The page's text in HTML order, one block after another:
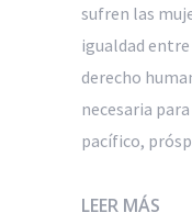
sufren las
igualdad
derecho
necesaria
pacífico,
LEER MÁS